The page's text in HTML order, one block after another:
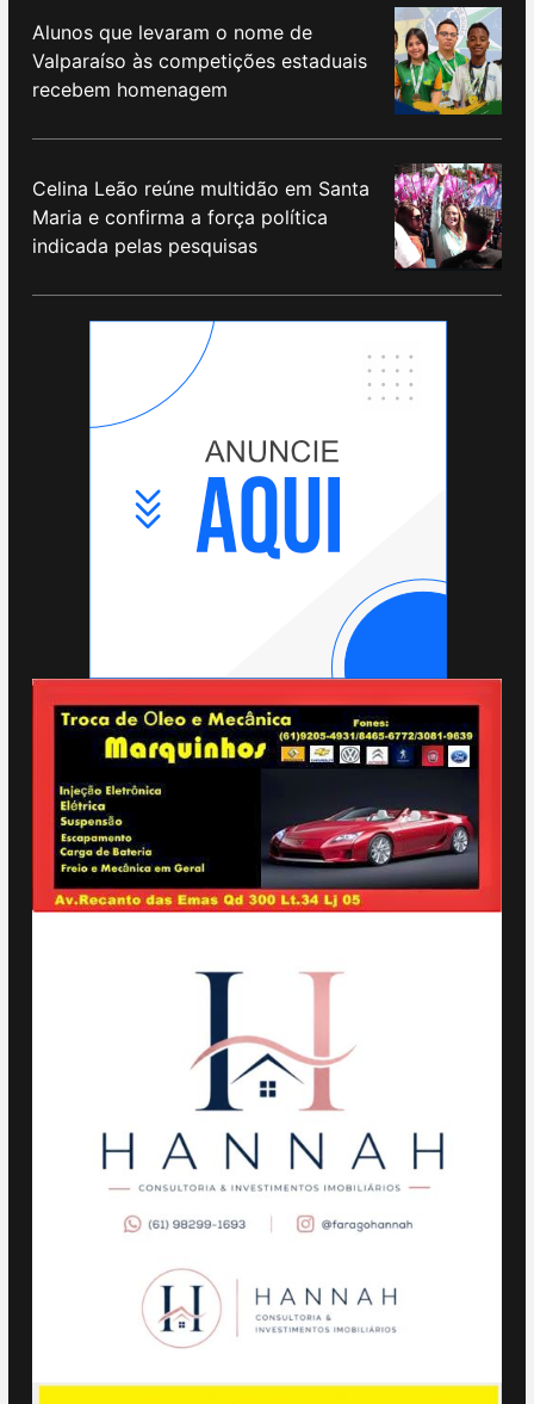
Alunos que levaram o nome de
Valparaíso às competições estaduais
recebem homenagem
Celina Leão reúne multidão em Santa
Maria e confirma a força política
indicada pelas pesquisas